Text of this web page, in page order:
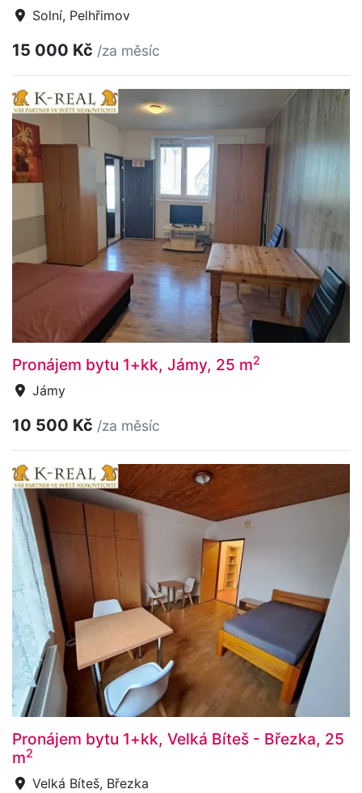
Solní, Pelhřimov
15 000 Kč /za měsíc
Pronájem bytu 1+kk, Jámy, 25 m2
Jámy
10 500 Kč /za měsíc
Pronájem bytu 1+kk, Velká Bíteš - Březka, 25
m2
Velká Bíteš, Březka